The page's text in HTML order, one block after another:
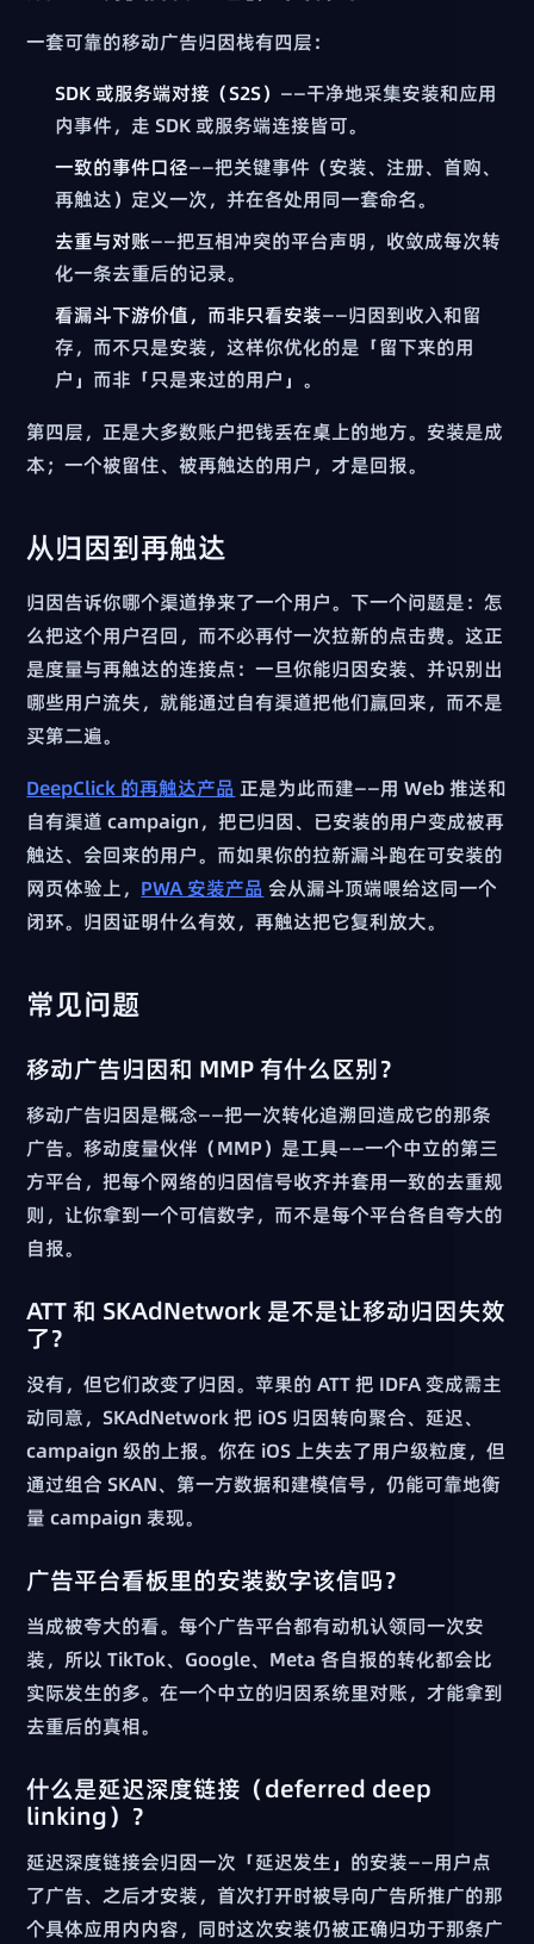
一套可靠的移动广告归因栈有四层：
SDK 或服务端对接（S2S） ——干净地采集安装和应用
内事件，走 SDK 或服务端连接皆可。
一致的事件口径——把关键事件（安装、注册、首购、
再触达）定义一次，并在各处用同一套命名。
去重与对账——把互相冲突的平台声明，收敛成每次转
化一条去重后的记录。
看漏斗下游价值，而非只看安装——归因到收入和留
存，而不只是安装，这样你优化的是「留下来的用
户」而非「只是来过的用户」。
第四层，正是大多数账户把钱丢在桌上的地方。安装是成
本；一个被留住、被再触达的用户，才是回报。
从归因到再触达
归因告诉你哪个渠道挣来了一个用户。下一个问题是：怎
么把这个用户召回，而不必再付一次拉新的点击费。这正
是度量与再触达的连接点：一旦你能归因安装、并识别出
哪些用户流失，就能通过自有渠道把他们赢回来，而不是
买第二遍。
DeepClick 的再触达产品 正是为此而建——用 Web 推送和
自有渠道 campaign，把已归因、已安装的用户变成被再
触达、会回来的用户。而如果你的拉新漏斗跑在可安装的
网页体验上， PWA 安装产品 会从漏斗顶端喂给这同一个
闭环。归因证明什么有效，再触达把它复利放大。
常见问题
移动广告归因和 MMP 有什么区别？
移动广告归因是概念——把一次转化追溯回造成它的那条
广告。移动度量伙伴（MMP）是工具——一个中立的第三
方平台，把每个网络的归因信号收齐并套用一致的去重规
则，让你拿到一个可信数字，而不是每个平台各自夸大的
自报。
ATT 和 SKAdNetwork 是不是让移动归因失效
了？
没有，但它们改变了归因。苹果的 ATT 把 IDFA 变成需主
动同意，SKAdNetwork 把 iOS 归因转向聚合、延迟、
campaign 级的上报。你在 iOS 上失去了用户级粒度，但
通过组合 SKAN、第一方数据和建模信号，仍能可靠地衡
量 campaign 表现。
广告平台看板里的安装数字该信吗？
当成被夸大的看。每个广告平台都有动机认领同一次安
装，所以 TikTok、Google、Meta 各自报的转化都会比
实际发生的多。在一个中立的归因系统里对账，才能拿到
去重后的真相。
什么是延迟深度链接（deferred deep
linking）？
延迟深度链接会归因一次「延迟发生」的安装——用户点
了广告、之后才安装，首次打开时被导向广告所推广的那
个具体应用内内容，同时这次安装仍被正确归功于那条广